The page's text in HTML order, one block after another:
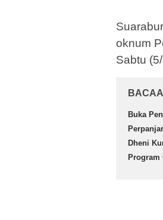
oknum
Sabtu
Buka
Dheni
Program